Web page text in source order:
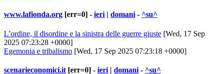
www.lafionda.org [err=0] - ieri | domani - ^su^
L’ordine, il disordine e la sinistra delle guerre giuste [Wed, 17 Sep
2025 07:23:28 +0000]
Egemonia e tribalismo [Wed, 17 Sep 2025 07:23:18 +0000]
scenarieconomici.it [err=0] - ieri | domani - ^su^